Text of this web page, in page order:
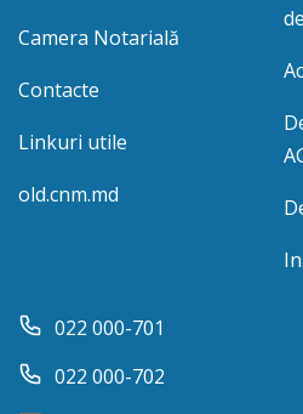
Camera Notarială
Contacte
Linkuri utile
old.cnm.md
022 000-701
022 000-702